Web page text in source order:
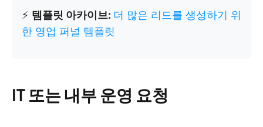
⚡ 템플릿 아카이브: 더 많은 리드를 생성하기 위
한 영업 퍼널 템플릿
IT 또는 내부 운영 요청